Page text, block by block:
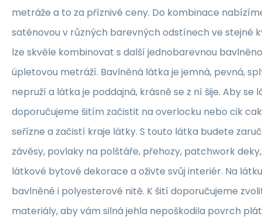
metráže a to za příznivé ceny. Do kombinace
saténovou v různých barevných odstínech ve stejné
lze skvěle kombinovat s další jednobarevnou
úpletovou metráží. Bavlněná látka je jemná, pevná,
nepruží a látka je poddajná, krásně se z ní šije. Aby se
doporučujeme šitím začistit na overlocku nebo cik
seřízne a začistí kraje látky. S touto látka budete
závěsy, povlaky na polštáře, přehozy, patchwork
látkové bytové dekorace a oživte svůj interiér. Na
bavlněné i polyesterové nitě. K šití doporučujeme
materiály, aby vám silná jehla nepoškodila povrch